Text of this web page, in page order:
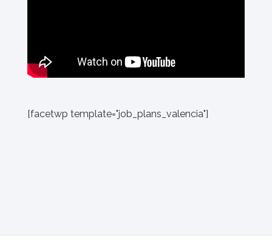
[facetwp template="job_plans_valencia"]